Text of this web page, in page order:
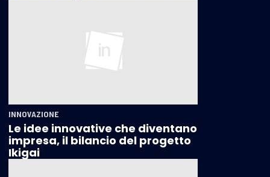
INNOVAZIONE
Le idee innovative che diventano
impresa, il bilancio del progetto
Ikigai